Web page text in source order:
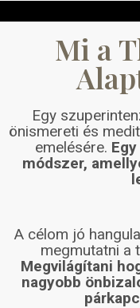
Mi a
Egy
önismereti és
emelésére.
módszer,
A célom jó
megmutatni a
Megvilágítani
nagyobb